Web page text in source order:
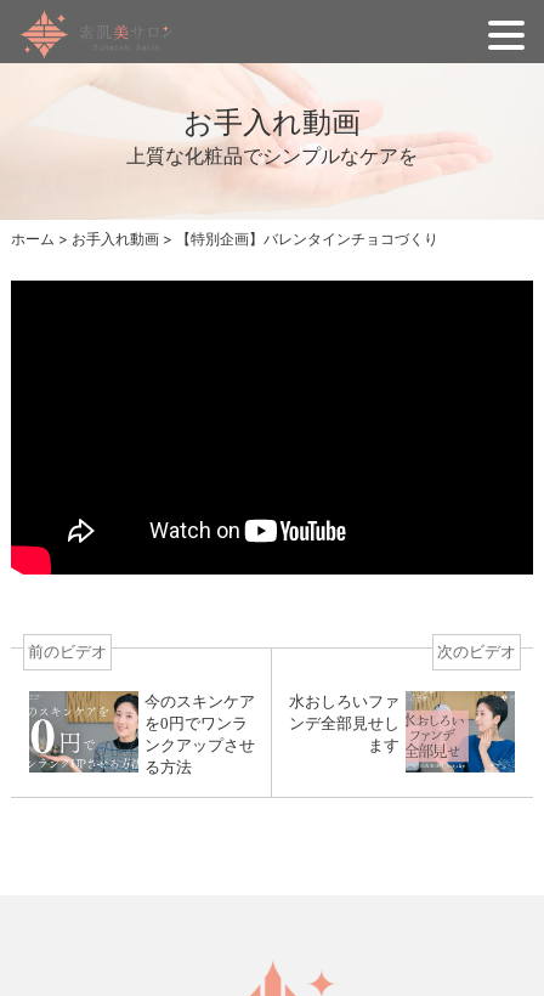
お手入れ動画
上質な化粧品でシンプルなケアを
ホーム > お手入れ動画> 【特別企画】バレンタインチョコづくり
前のビデオ
今のスキンケア
を0円でワンラ
ンクアップさせ
る方法
次のビデオ
水おしろいファ
ンデ全部見せし
ます